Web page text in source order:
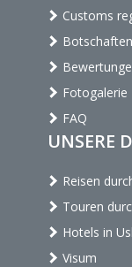
Customs
Botschaften
Fotogalerie
FAQ
UNSERE
Reisen
Touren
Hotels in
Visum